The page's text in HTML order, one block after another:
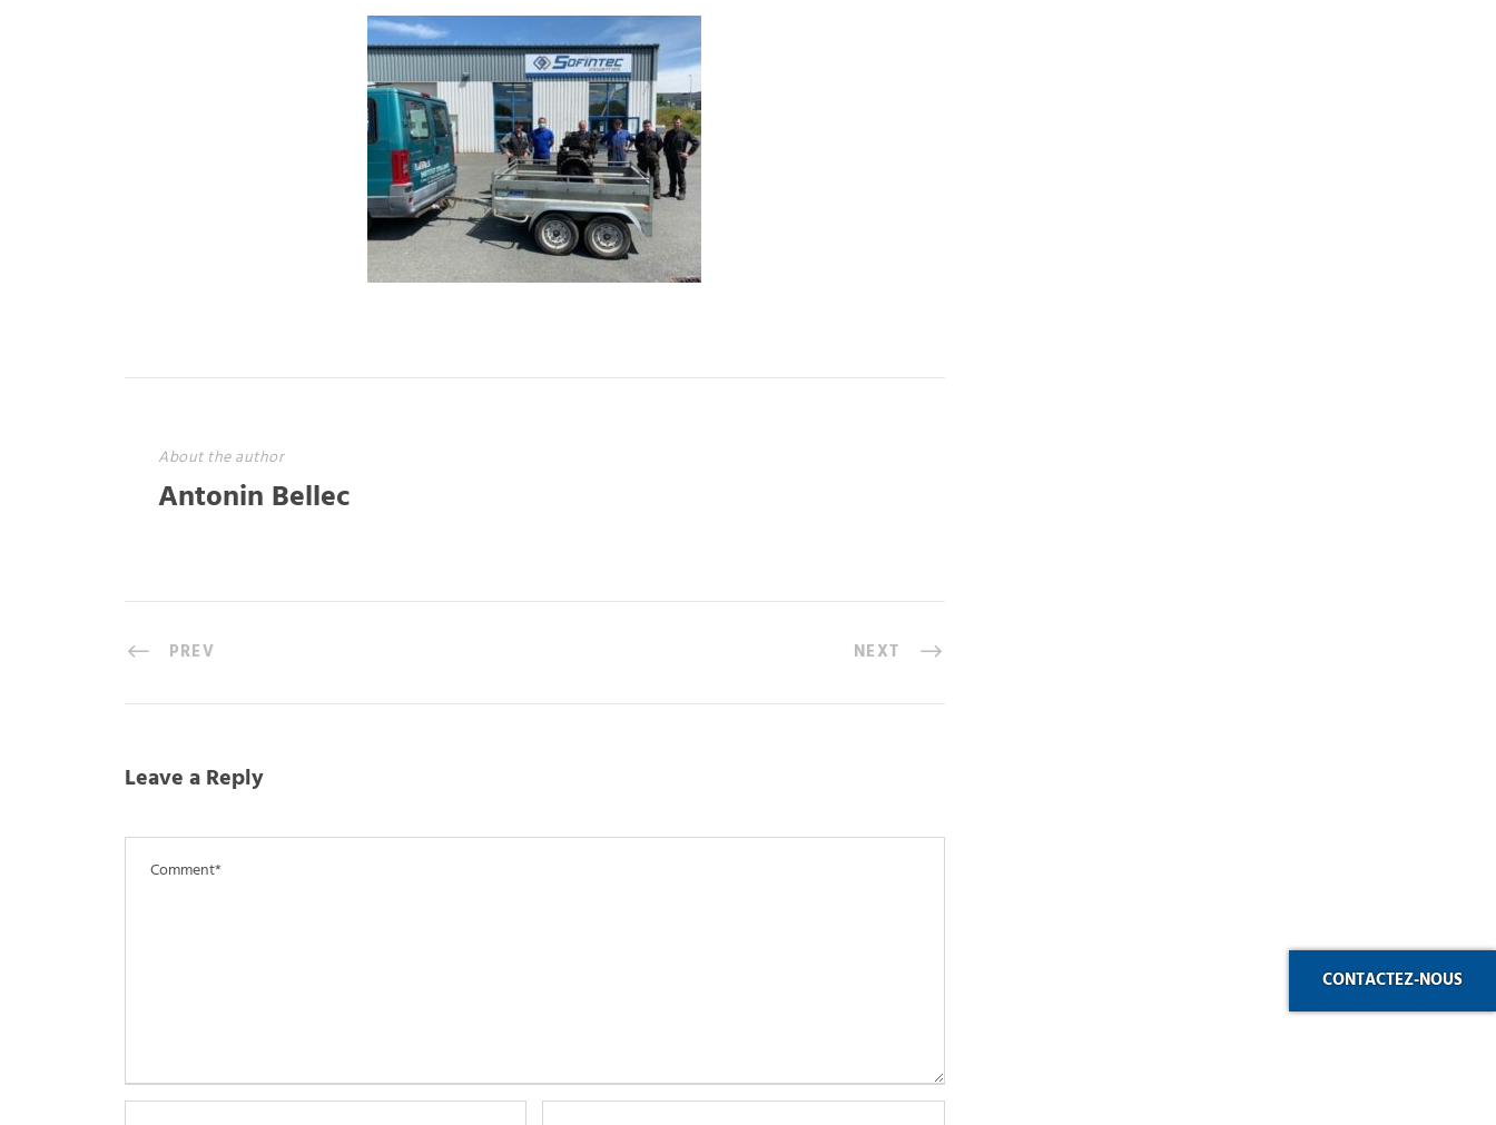
About the author
Antonin Bellec
PREV NEXT
Leave a Reply
comprimé, moteur, boîte de
Qui sommes-nous ?
Création d’un site sur les moteurs
électriques
CONTACTEZ-NOUS